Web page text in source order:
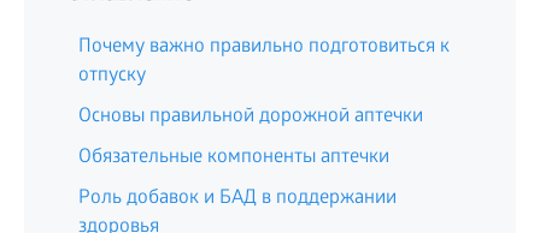
Почему важно правильно подготовиться к
отпуску
Основы правильной дорожной аптечки
Обязательные компоненты аптечки
Роль добавок и БАД в поддержании
здоровья